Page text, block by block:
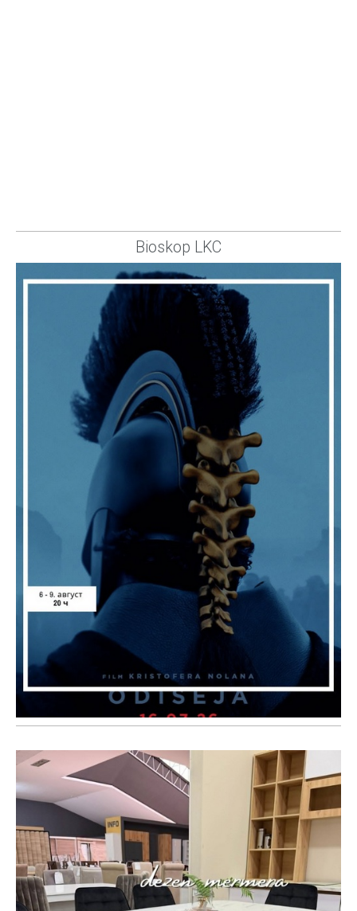
Bioskop LKC